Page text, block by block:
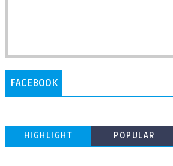
FACEBOOK
HIGHLIGHT POPULAR